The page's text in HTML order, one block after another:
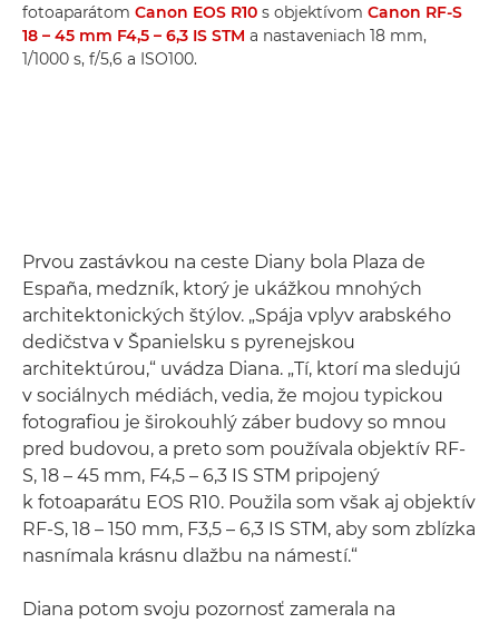
fotoaparátom Canon EOS R10 s objektívom Canon RF-S
18 – 45 mm F4,5 – 6,3 IS STM a nastaveniach 18 mm,
1/1000 s, f/5,6 a ISO100.
Prvou zastávkou na ceste Diany bola Plaza de
España, medzník, ktorý je ukážkou mnohých
architektonických štýlov. „Spája vplyv arabského
dedičstva v Španielsku s pyrenejskou
architektúrou,“ uvádza Diana. „Tí, ktorí ma sledujú
v sociálnych médiách, vedia, že mojou typickou
fotografiou je širokouhlý záber budovy so mnou
pred budovou, a preto som používala objektív RF-
S, 18 – 45 mm, F4,5 – 6,3 IS STM pripojený
k fotoaparátu EOS R10. Použila som však aj objektív
RF-S, 18 – 150 mm, F3,5 – 6,3 IS STM, aby som zblízka
nasnímala krásnu dlažbu na námestí.“
Diana potom svoju pozornosť zamerala na